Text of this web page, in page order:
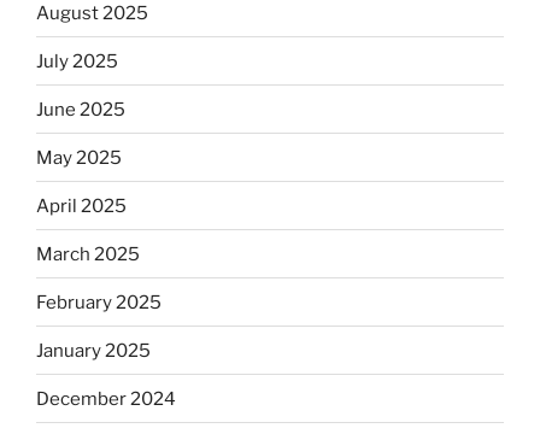
August 2025
July 2025
June 2025
May 2025
April 2025
March 2025
February 2025
January 2025
December 2024